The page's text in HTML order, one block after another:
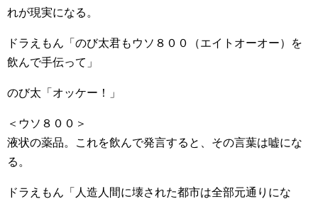
れが現実になる。
ドラえもん「のび太君もウソ８００（エイトオーオー）を
飲んで手伝って」
のび太「オッケー！」
＜ウソ８００＞
液状の薬品。これを飲んで発言すると、その言葉は嘘にな
る。
ドラえもん「人造人間に壊された都市は全部元通りにな